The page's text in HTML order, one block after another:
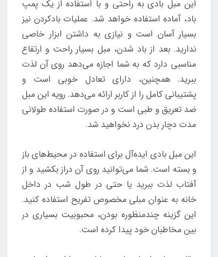
این مبل بادی به راحتی و با استفاده از یک پمپ
باد، آماده استفاده خواهد شد. عملیات بادکردن نیز
بسیار آسان است و نیازی به داشتن ابزار خاصی
ندارید. بعد از باد شدن، مبل بسیار راحت و ارتفاع
مناسبی دارد که به شما اجازه می‌دهد روی آن لذت
ببرید. همچنین، دارای تعادل خوبی است و
پشتیبانی کامل را از کاربر ارائه می‌دهد. رویه این مبل
ضد تعریق و طبی است و در صورت استفاده طولانی
مدت دچار بدن درد نخواهید شد.
این مبل بادی ایده‌آل برای استفاده در محیط‌های باز
و بسته است. شما می‌توانید روی آن دراز بکشید و از
آفتاب لذت ببرید یا حتی در طول شب در داخل
خانه به عنوان مبلی مخصوص تفریح استفاده کنید.
این گزینه چندمنظوره بودن، محبوبیت بسیاری در
بین مخاطبان خود پیدا کرده است.